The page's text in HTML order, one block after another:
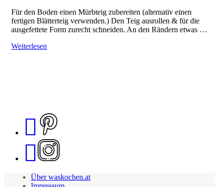
Für den Boden einen Mürbteig zubereiten (alternativ einen
fertigen Blätterteig verwenden.) Den Teig ausrollen & für die
ausgefettete Form zurecht schneiden. An den Rändern etwas …
Weiterlesen
Über waskochen.at